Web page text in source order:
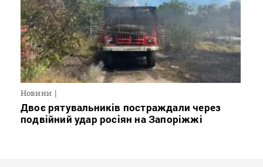
Новини
Двоє рятувальників постраждали через
подвійний удар росіян на Запоріжжі